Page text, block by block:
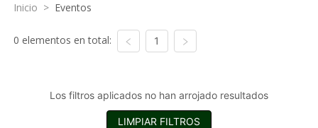
Inicio > Eventos
0 elementos en total: 1
Los filtros aplicados no han arrojado resultados
LIMPIAR FILTROS